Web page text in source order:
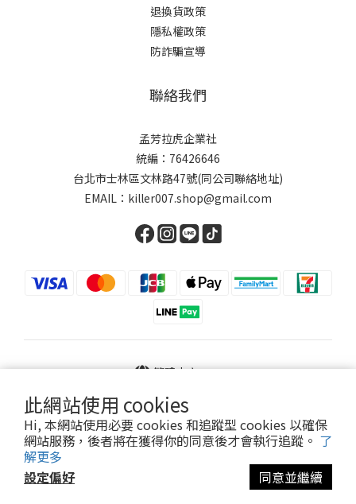
此網站使用 cookies
Hi, 本網站使用必要 cookies 和追蹤型 cookies 以確保
網站服務，後者將在獲得你的同意後才會執行追蹤。 了
解更多
設定偏好
同意並繼續
退換貨政策
隱私權政策
防詐騙宣導
聯絡我們
孟芳拉虎企業社
統編：76426646
台北市士林區文林路47號(同公司聯絡地址)
EMAIL：killer007.shop@gmail.com
繁體中文